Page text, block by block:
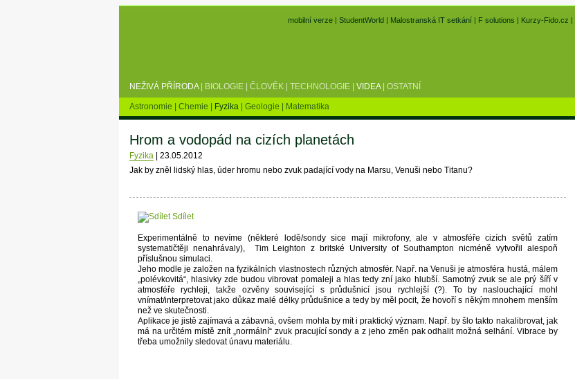
mobilní verze |StudentWorld | Malostranská IT setkání | F solutions | Kurzy-Fido.cz |
NEŽIVÁ PŘÍRODA| BIOLOGIE | ČLOVĚK | TECHNOLOGIE | VIDEA| OSTATNÍ
Astronomie | Chemie | Fyzika | Geologie | Matematika
Hrom a vodopád na cizích planetách
Fyzika| 23.05.2012
Jak by zněl lidský hlas, úder hromu nebo zvuk padající vody na Marsu, Venuši nebo Titanu?
Sdílet
Experimentálně to nevíme (některé lodě/sondy sice mají mikrofony, ale v atmosféře cizích světů zatím
systematičtěji nenahrávaly), Tim Leighton z britské University of Southampton nicméně vytvořil alespoň
příslušnou simulaci.
Jeho modle je založen na fyzikálních vlastnostech různých atmosfér. Např. na Venuši je atmosféra hustá, málem
„polévkovitá“, hlasivky zde budou vibrovat pomaleji a hlas tedy zní jako hlubší. Samotný zvuk se ale prý šíří v
atmosféře rychleji, takže ozvěny související s průdušnicí jsou rychlejší (?). To by naslouchající mohl
vnímat/interpretovat jako důkaz malé délky průdušnice a tedy by měl pocit, že hovoří s někým mnohem menším
než ve skutečnosti.
Aplikace je jistě zajímavá a zábavná, ovšem mohla by mít i praktický význam. Např. by šlo takto nakalibrovat, jak
má na určitém místě znít „normální“ zvuk pracující sondy a z jeho změn pak odhalit možná selhání. Vibrace by
třeba umožnily sledovat únavu materiálu.